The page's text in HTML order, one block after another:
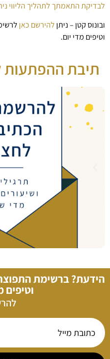
לבדיקת התאמתך לתהליך הליווי
ובונוס קטן – ניתן להירשם כאן
וטיפים מדי יום.
תיבת ההפתעות
הידעת? ברשימת
וטיפים